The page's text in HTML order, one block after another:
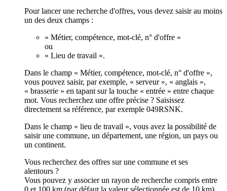
Pour lancer une recherche d'offres, vous devez saisir au moins
un des deux champs :
« Métier, compétence, mot-clé, n° d'offre »
ou
« Lieu de travail ».
Dans le champ « Métier, compétence, mot-clé, n° d'offre »,
vous pouvez saisir, par exemple, « serveur », « anglais »,
« brasserie » en tapant sur la touche « entrée » entre chaque
mot. Vous recherchez une offre précise ? Saisissez
directement sa référence, par exemple 049RSNK.
Dans le champ « lieu de travail », vous avez la possibilité de
saisir une commune, un département, une région, un pays ou
un continent.
Vous recherchez des offres sur une commune et ses
alentours ?
Vous pouvez y associer un rayon de recherche compris entre